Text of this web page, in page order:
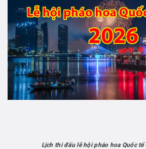
Lịch thi đấu lễ hội pháo hoa Quốc tế